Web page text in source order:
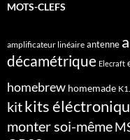
MOTS-CLEFS
amplificateur linéaire antenne
décamétrique Elecraft
homebrew homemade
kitkits
monter soi-même